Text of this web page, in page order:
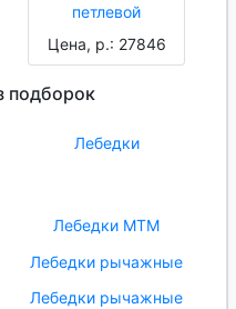
петлевой
Цена, р.: 27846
подборок
Лебедки
Лебедки МТМ
Лебедки рычажные
Лебедки рычажные